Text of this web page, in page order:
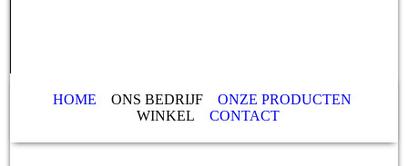
HOME ONS BEDRIJF ONZE PRODUCTEN
WINKEL CONTACT